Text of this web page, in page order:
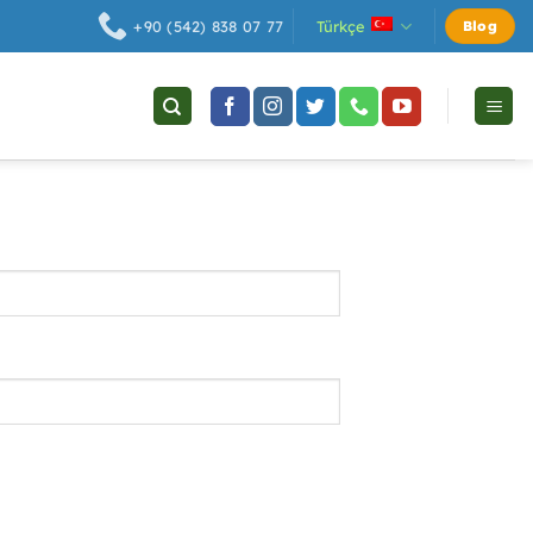
+90 (542) 838 07 77 Türkçe Blog